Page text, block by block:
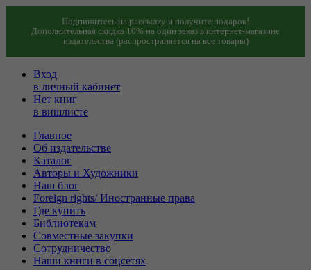
Подпишитесь на рассылку и получите подарок!
Дополнительная скидка 10% на один заказ в интернет-магазине
издательства (распространяется на все товары)
Вход
в личный кабинет
Нет книг
в вишлисте
Главное
Об издательстве
Каталог
Авторы и Художники
Наш блог
Foreign rights/ Иностранные права
Где купить
Библиотекам
Совместные закупки
Сотрудничество
Наши книги в соцсетях